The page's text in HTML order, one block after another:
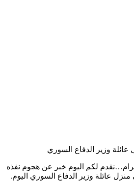
لكم اليوم خبر عن هجوم نفذه
عائلة وزير الدفاع السوري اليوم.